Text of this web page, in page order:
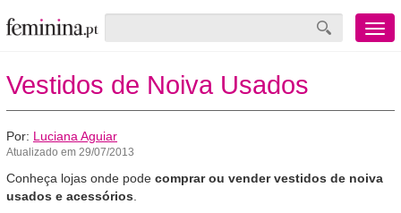
Menu
mobile
Vestidos de Noiva Usados
Por: Luciana Aguiar
Atualizado em 29/07/2013
Conheça lojas onde pode comprar ou vender vestidos de noiva
usados e acessórios